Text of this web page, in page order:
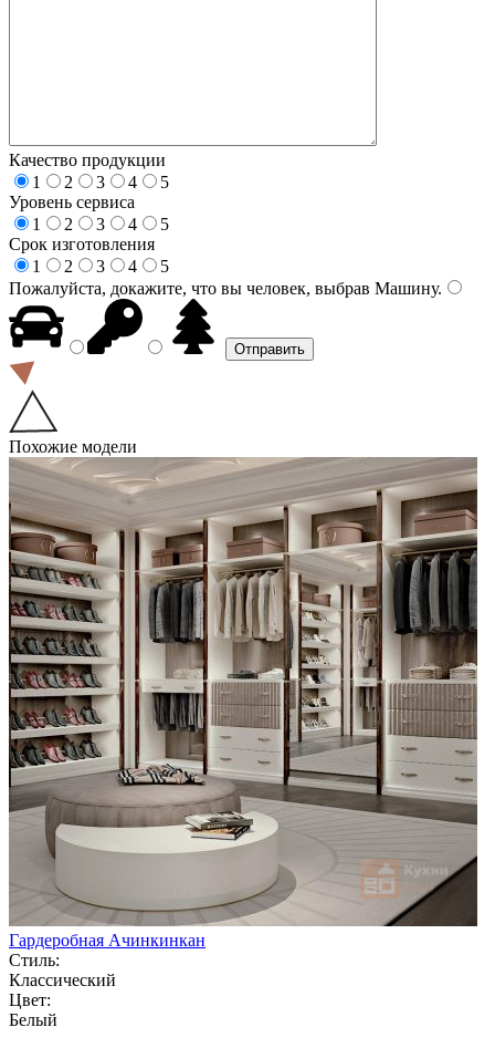
Качество продукции
1
2 3 4
5
Уровень сервиса
1
2 3 4
5
Срок изготовления
1
2 3 4
5
Пожалуйста, докажите, что вы человек, выбрав Машину.
Похожие модели
Гардеробная Ачинкинкан
Стиль:
Классический
Цвет:
Белый